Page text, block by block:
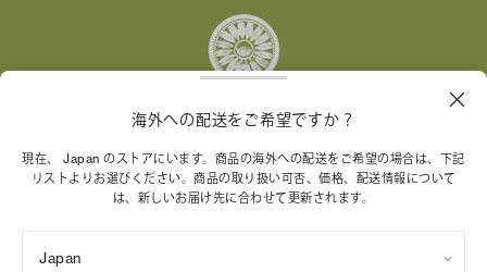
トリー バーチ財団は、女性起業家が持続可能な企業を築
くことを支援しています。
海外への配送をご希望ですか？
現在、 Japan のストアにいます。商品の海外への配送をご希望の場合は、下記
リストよりお選びください。商品の取り扱い可否、価格、配送情報について
は、新しいお届け先に合わせて更新されます。
Japan